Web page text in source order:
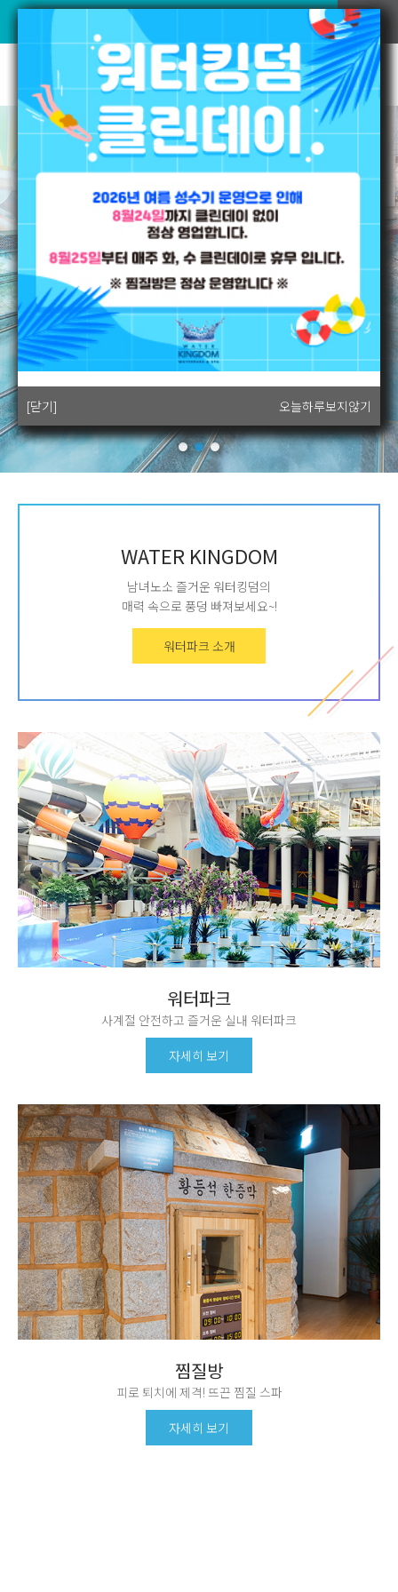
[닫기] 오늘하루보지않기
[닫기] 오늘하루보지않기
[닫기] 오늘하루보지않기
[닫기] 오늘하루보지않기
워터킹덤 VR
WATER KINGDOM
남녀노소 즐거운 워터킹덤의
매력 속으로 풍덩 빠져보세요~!
워터파크 소개
워터파크
사계절 안전하고 즐거운 실내 워터파크
자세히 보기
찜질방
피로 퇴치에 제격! 뜨끈 찜질 스파
자세히 보기